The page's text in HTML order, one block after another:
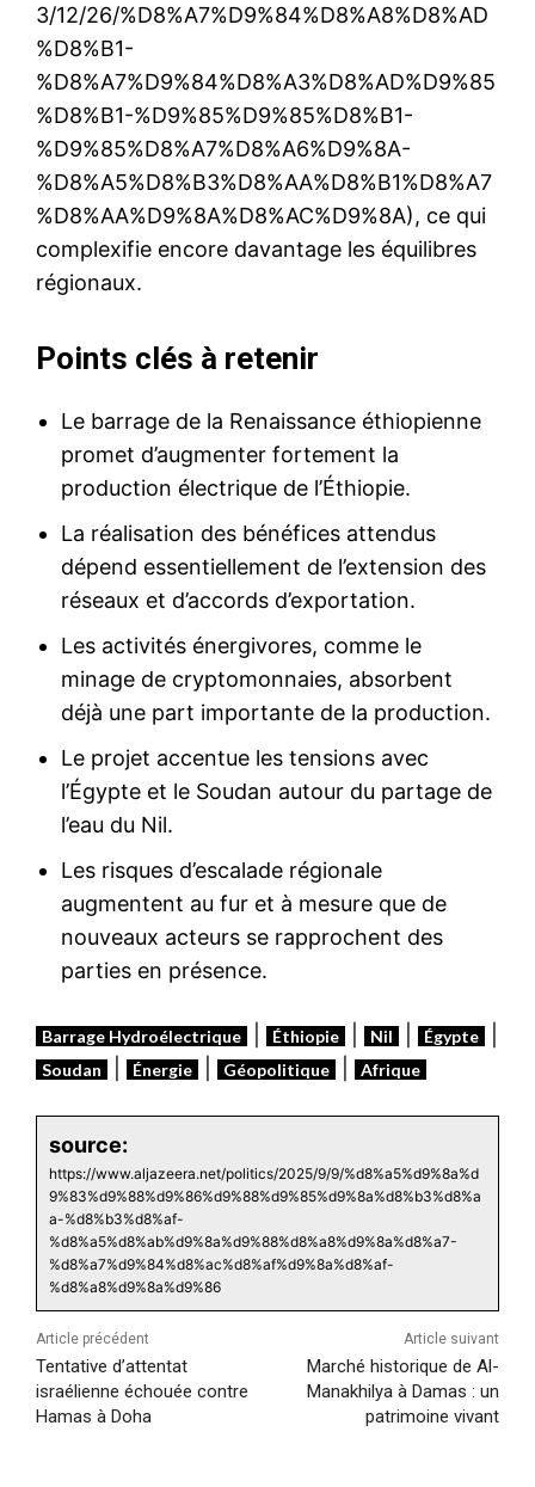
3/12/26/%D8%A7%D9%84%D8%A8%D8%AD
%D8%B1-
%D8%A7%D9%84%D8%A3%D8%AD%D9%85
%D8%B1-%D9%85%D9%85%D8%B1-
%D9%85%D8%A7%D8%A6%D9%8A-
%D8%A5%D8%B3%D8%AA%D8%B1%D8%A7
%D8%AA%D9%8A%D8%AC%D9%8A), ce qui
complexifie encore davantage les équilibres
régionaux.
Points clés à retenir
Le barrage de la Renaissance éthiopienne
promet d’augmenter fortement la
production électrique de l’Éthiopie.
La réalisation des bénéfices attendus
dépend essentiellement de l’extension des
réseaux et d’accords d’exportation.
Les activités énergivores, comme le
minage de cryptomonnaies, absorbent
déjà une part importante de la production.
Le projet accentue les tensions avec
l’Égypte et le Soudan autour du partage de
l’eau du Nil.
Les risques d’escalade régionale
augmentent au fur et à mesure que de
nouveaux acteurs se rapprochent des
parties en présence.
Barrage Hydroélectrique Éthiopie Nil Égypte
Soudan Énergie Géopolitique Afrique
source:
https://www.aljazeera.net/politics/2025/9/9/%d8%a5%d9%8a%d
9%83%d9%88%d9%86%d9%88%d9%85%d9%8a%d8%b3%d8%a
a-%d8%b3%d8%af-
%d8%a5%d8%ab%d9%8a%d9%88%d8%a8%d9%8a%d8%a7-
%d8%a7%d9%84%d8%ac%d8%af%d9%8a%d8%af-
%d8%a8%d9%8a%d9%86
Article précédent
Tentative d’attentat
israélienne échouée contre
Hamas à Doha
Article suivant
Marché historique de Al-
Manakhilya à Damas : un
patrimoine vivant